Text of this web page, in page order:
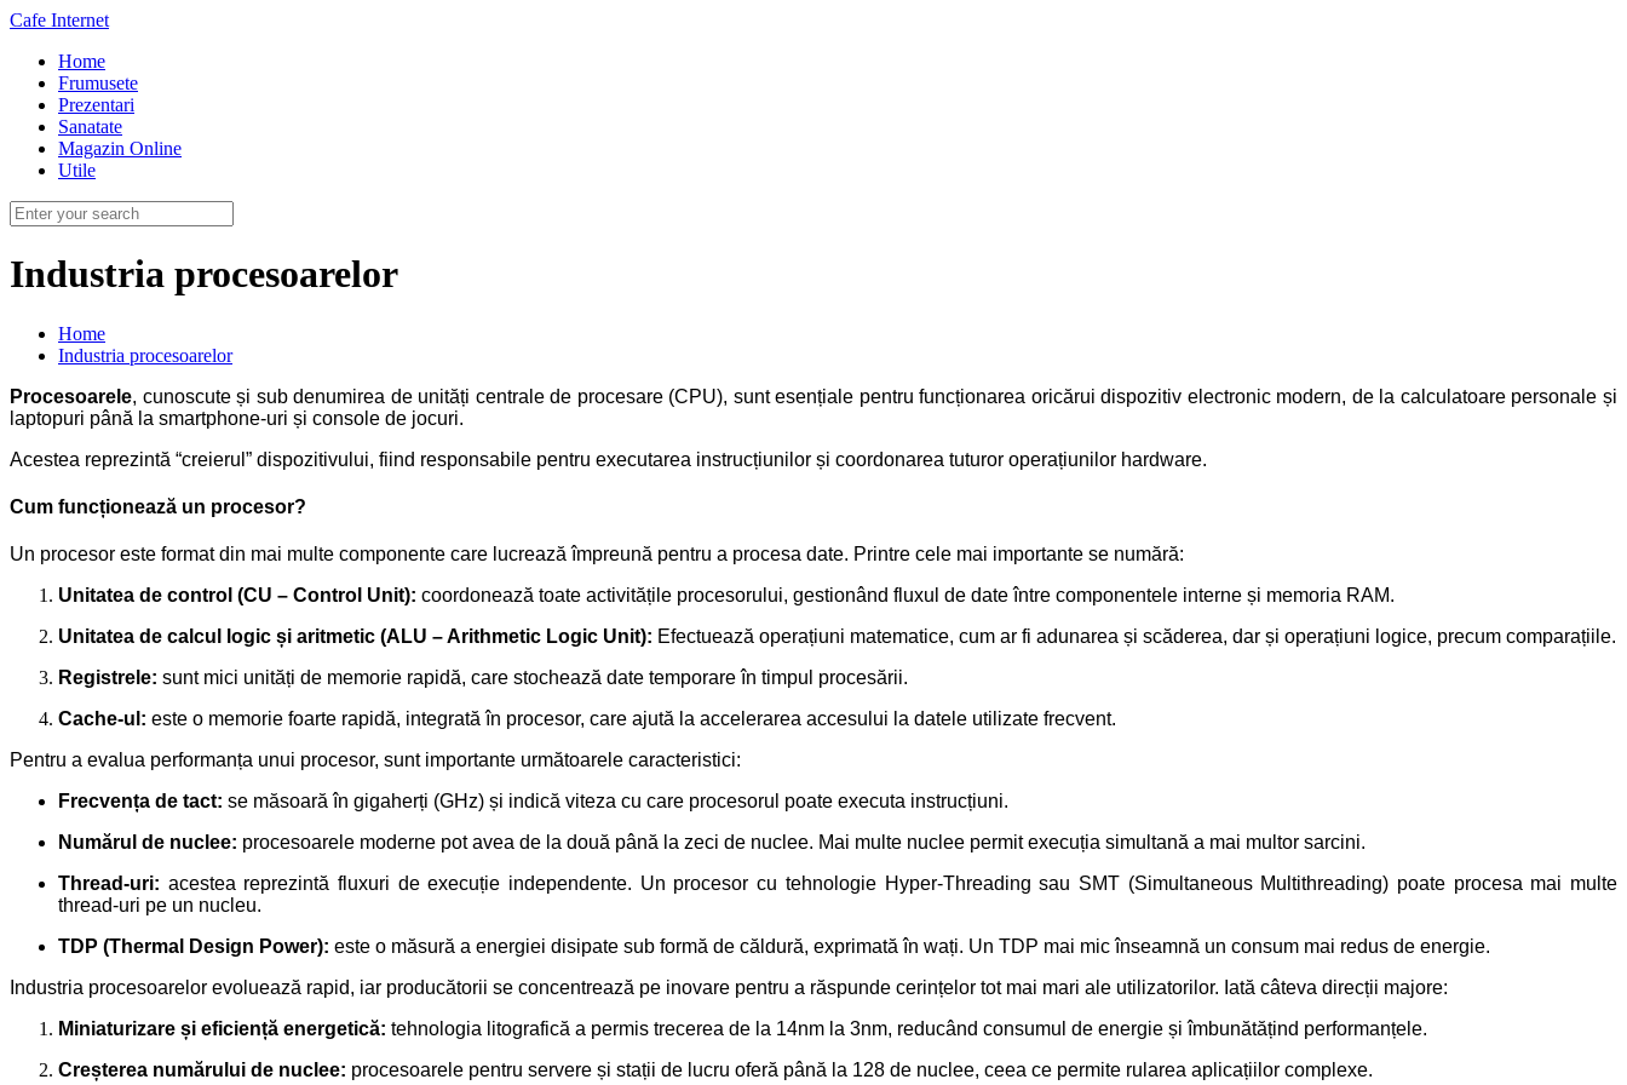
Cafe Internet
Home
Frumusete
Prezentari
Sanatate
Magazin Online
Utile
Industria procesoarelor
Home
Industria procesoarelor
Procesoarele, cunoscute și sub denumirea de unități centrale de procesare (CPU), sunt esențiale pentru funcționarea oricărui dispozitiv electronic modern, de la calculatoare personale și
laptopuri până la smartphone-uri și console de jocuri.
Acestea reprezintă “creierul” dispozitivului, fiind responsabile pentru executarea instrucțiunilor și coordonarea tuturor operațiunilor hardware.
Cum funcționează un procesor?
Un procesor este format din mai multe componente care lucrează împreună pentru a procesa date. Printre cele mai importante se numără:
Unitatea de control (CU – Control Unit): coordonează toate activitățile procesorului, gestionând fluxul de date între componentele interne și memoria RAM.
Unitatea de calcul logic și aritmetic (ALU – Arithmetic Logic Unit): Efectuează operațiuni matematice, cum ar fi adunarea și scăderea, dar și operațiuni logice, precum comparațiile.
Registrele: sunt mici unități de memorie rapidă, care stochează date temporare în timpul procesării.
Cache-ul: este o memorie foarte rapidă, integrată în procesor, care ajută la accelerarea accesului la datele utilizate frecvent.
Pentru a evalua performanța unui procesor, sunt importante următoarele caracteristici:
Frecvența de tact: se măsoară în gigaherți (GHz) și indică viteza cu care procesorul poate executa instrucțiuni.
Numărul de nuclee: procesoarele moderne pot avea de la două până la zeci de nuclee. Mai multe nuclee permit execuția simultană a mai multor sarcini.
Thread-uri: acestea reprezintă fluxuri de execuție independente. Un procesor cu tehnologie Hyper-Threading sau SMT (Simultaneous Multithreading) poate procesa mai multe
thread-uri pe un nucleu.
TDP (Thermal Design Power): este o măsură a energiei disipate sub formă de căldură, exprimată în wați. Un TDP mai mic înseamnă un consum mai redus de energie.
Industria procesoarelor evoluează rapid, iar producătorii se concentrează pe inovare pentru a răspunde cerințelor tot mai mari ale utilizatorilor. Iată câteva direcții majore:
Miniaturizare și eficiență energetică: tehnologia litografică a permis trecerea de la 14nm la 3nm, reducând consumul de energie și îmbunătățind performanțele.
Creșterea numărului de nuclee: procesoarele pentru servere și stații de lucru oferă până la 128 de nuclee, ceea ce permite rularea aplicațiilor complexe.